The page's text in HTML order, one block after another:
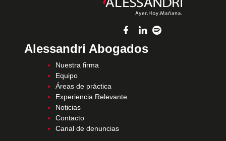
Alessandri Abogados
Nuestra firma
Equipo
Áreas de práctica
Experiencia Relevante
Noticias
Contacto
Canal de denuncias